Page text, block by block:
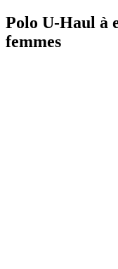
Polo U-Haul à
femmes